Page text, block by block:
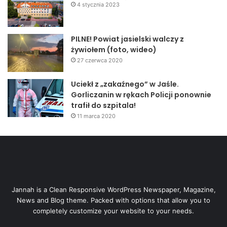
4 stycznia 2023
PILNE! Powiat jasielski walczy z
żywiołem (foto, wideo)
27 czerwca 2020
Uciekł z „zakaźnego” w Jaśle.
Gorliczanin w rękach Policji ponownie
trafił do szpitala!
11 marca 2020
Jannah is a Clean Responsive WordPress Newspaper, Magazine,
News and Blog theme. Packed with options that allow you to
completely customize your website to your needs.